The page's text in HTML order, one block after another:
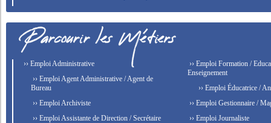
›› Emploi Administrative
›› Emploi Agent Administrative / Agent de
Bureau
›› Emploi Archiviste
›› Emploi Assistante de Direction / Secrétaire
›› Emploi Formation /
Enseignement
›› Emploi Éducatrice /
›› Emploi Gestionnaire /
›› Emploi Journaliste